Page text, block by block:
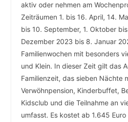
aktiv oder nehmen am
Zeiträumen 1. bis 16. April, 14.
bis 10. September, 1. Oktober
Dezember 2023 bis 8. Januar
Familienwochen mit besonders
und Klein. In dieser Zeit gilt das
Familienzeit, das sieben Nächte
Verwöhnpension, Kinderbuffet,
Kidsclub und die Teilnahme an
umfasst. Es kostet ab 1.645 Euro